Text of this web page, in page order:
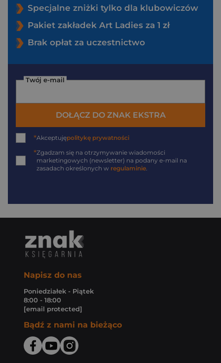
Specjalne zniżki tylko dla klubowiczów
Pakiet zakładek Art Ladies za 1 zł
Brak opłat za uczestnictwo
Twój e-mail
DOŁĄCZ DO ZNAK EKSTRA
*Akceptujępolitykę prywatności
*Zgadzam się na otrzymywanie wiadomości
marketingowych (newsletter) na podany e-mail na
zasadach określonych w regulaminie
Napisz do nas
Poniedziałek - Piątek
8:00 - 18:00
[email protected]
Bądź z nami na bieżąco